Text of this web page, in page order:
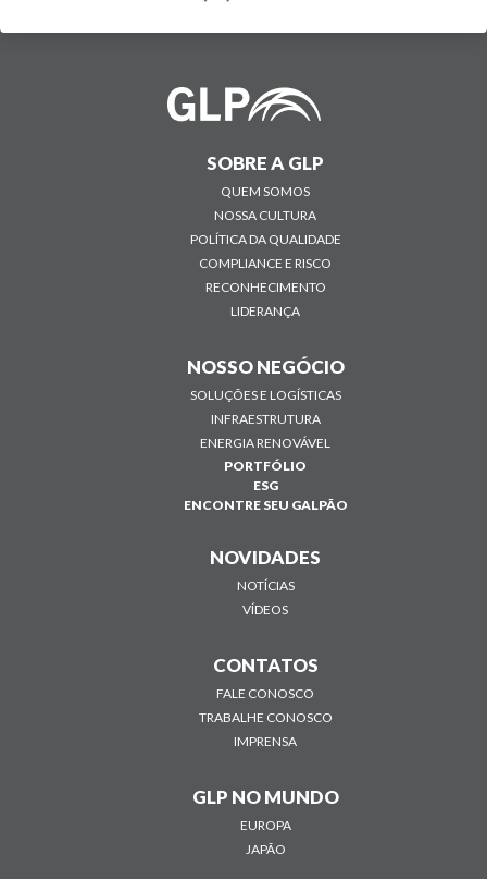
SOBRE A GLP
QUEM SOMOS
NOSSA CULTURA
POLÍTICA DA QUALIDADE
COMPLIANCE E RISCO
RECONHECIMENTO
LIDERANÇA
NOSSO NEGÓCIO
SOLUÇÕES E LOGÍSTICAS
INFRAESTRUTURA
ENERGIA RENOVÁVEL
PORTFÓLIO
ESG
ENCONTRE SEU GALPÃO
NOVIDADES
NOTÍCIAS
VÍDEOS
CONTATOS
FALE CONOSCO
TRABALHE CONOSCO
IMPRENSA
GLP NO MUNDO
EUROPA
JAPÃO